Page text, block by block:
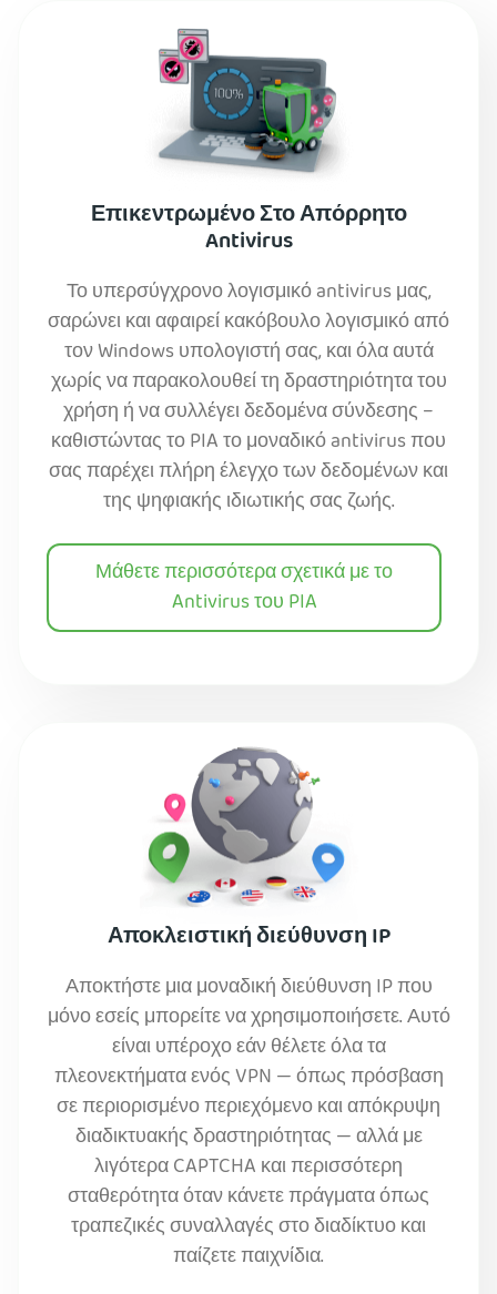
Επικεντρωμένο Στο Απόρρητο
Antivirus
Το υπερσύγχρονο λογισμικό antivirus μας,
σαρώνει και αφαιρεί κακόβουλο λογισμικό από
τον Windows υπολογιστή σας, και όλα αυτά
χωρίς να παρακολουθεί τη δραστηριότητα του
χρήση ή να συλλέγει δεδομένα σύνδεσης –
καθιστώντας το PIA το μοναδικό antivirus που
σας παρέχει πλήρη έλεγχο των δεδομένων και
της ψηφιακής ιδιωτικής σας ζωής.
Μάθετε περισσότερα σχετικά με το
Antivirus του PIA
Αποκλειστική διεύθυνση IP
Αποκτήστε μια μοναδική διεύθυνση IP που
μόνο εσείς μπορείτε να χρησιμοποιήσετε. Αυτό
είναι υπέροχο εάν θέλετε όλα τα
πλεονεκτήματα ενός VPN — όπως πρόσβαση
σε περιορισμένο περιεχόμενο και απόκρυψη
διαδικτυακής δραστηριότητας — αλλά με
λιγότερα CAPTCHA και περισσότερη
σταθερότητα όταν κάνετε πράγματα όπως
τραπεζικές συναλλαγές στο διαδίκτυο και
παίζετε παιχνίδια.